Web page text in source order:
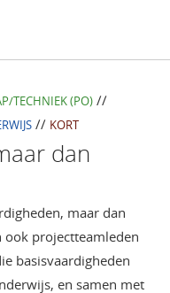
TECHNIEK (PO) //
// KORT
dan
maar dan
ook projectteamleden
basisvaardigheden
en samen met